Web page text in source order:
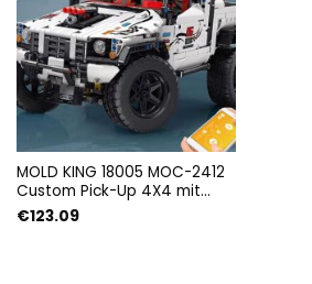
MOLD KING 18005 MOC-2412
Custom Pick-Up 4X4 mit
2013 Teilen
€123.09